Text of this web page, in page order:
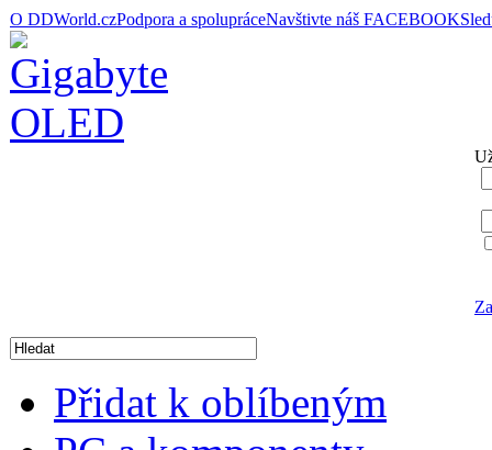
O DDWorld.czPodpora a spolupráceNavštivte náš FACEBOOK
Přidat k oblíbeným